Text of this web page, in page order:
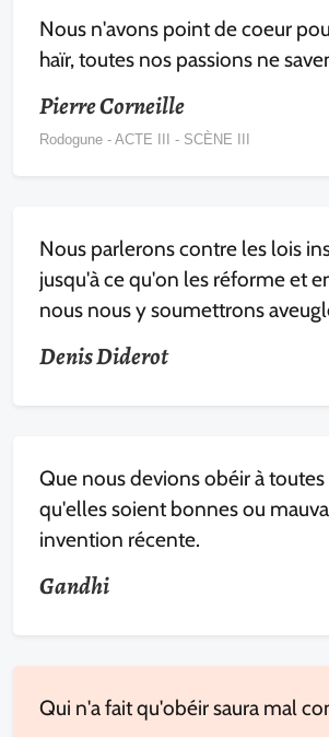
Nous n'avons point de coeur
haïr, toutes nos passions ne
Pierre Corneille
Rodogune - ACTE III - SCÈNE III
Nous parlerons contre les lois
jusqu'à ce qu'on les réforme et
nous nous y soumettrons
Denis Diderot
Que nous devions obéir à toutes
qu'elles soient bonnes ou
invention récente.
Gandhi
Qui n'a fait qu'obéir saura mal